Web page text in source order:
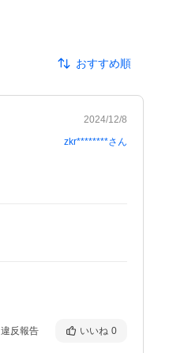
おすすめ順
2024/12/8
zkr********さん
違反報告 いいね 0